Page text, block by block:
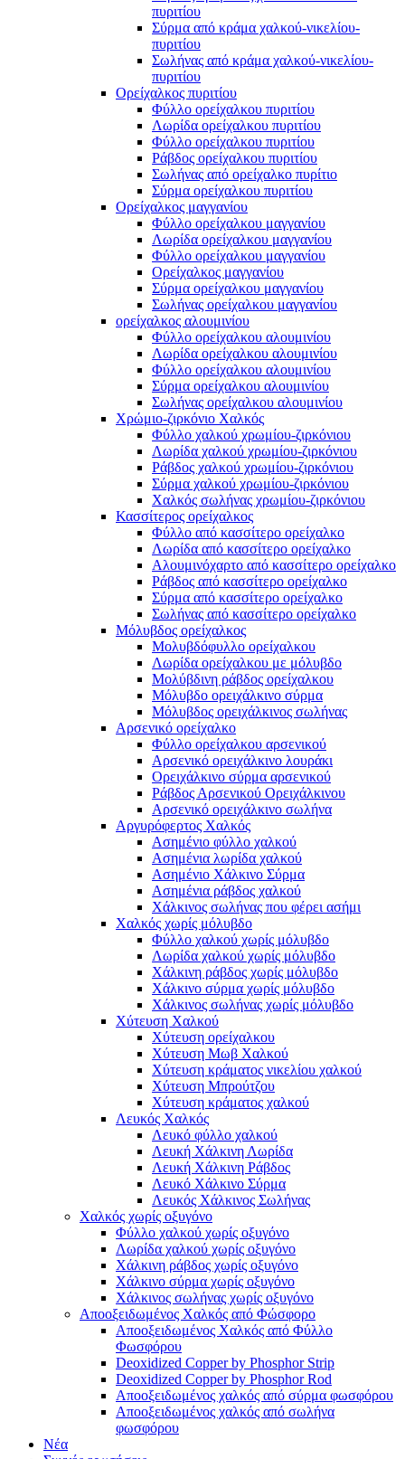
πυριτίου
Σύρμα από κράμα χαλκού-νικελίου-
πυριτίου
Σωλήνας από κράμα χαλκού-νικελίου-
πυριτίου
Ορείχαλκος πυριτίου
Φύλλο ορείχαλκου πυριτίου
Λωρίδα ορείχαλκου πυριτίου
Φύλλο ορείχαλκου πυριτίου
Ράβδος ορείχαλκου πυριτίου
Σωλήνας από ορείχαλκο πυρίτιο
Σύρμα ορείχαλκου πυριτίου
Ορείχαλκος μαγγανίου
Φύλλο ορείχαλκου μαγγανίου
Λωρίδα ορείχαλκου μαγγανίου
Φύλλο ορείχαλκου μαγγανίου
Ορείχαλκος μαγγανίου
Σύρμα ορείχαλκου μαγγανίου
Σωλήνας ορείχαλκου μαγγανίου
ορείχαλκος αλουμινίου
Φύλλο ορείχαλκου αλουμινίου
Λωρίδα ορείχαλκου αλουμινίου
Φύλλο ορείχαλκου αλουμινίου
Σύρμα ορείχαλκου αλουμινίου
Σωλήνας ορείχαλκου αλουμινίου
Χρώμιο-ζιρκόνιο Χαλκός
Φύλλο χαλκού χρωμίου-ζιρκόνιου
Λωρίδα χαλκού χρωμίου-ζιρκόνιου
Ράβδος χαλκού χρωμίου-ζιρκόνιου
Σύρμα χαλκού χρωμίου-ζιρκόνιου
Χαλκός σωλήνας χρωμίου-ζιρκόνιου
Κασσίτερος ορείχαλκος
Φύλλο από κασσίτερο ορείχαλκο
Λωρίδα από κασσίτερο ορείχαλκο
Αλουμινόχαρτο από κασσίτερο ορείχαλκο
Ράβδος από κασσίτερο ορείχαλκο
Σύρμα από κασσίτερο ορείχαλκο
Σωλήνας από κασσίτερο ορείχαλκο
Μόλυβδος ορείχαλκος
Μολυβδόφυλλο ορείχαλκου
Λωρίδα ορείχαλκου με μόλυβδο
Μολύβδινη ράβδος ορείχαλκου
Μόλυβδο ορειχάλκινο σύρμα
Μόλυβδος ορειχάλκινος σωλήνας
Αρσενικό ορείχαλκο
Φύλλο ορείχαλκου αρσενικού
Αρσενικό ορειχάλκινο λουράκι
Ορειχάλκινο σύρμα αρσενικού
Ράβδος Αρσενικού Ορειχάλκινου
Αρσενικό ορειχάλκινο σωλήνα
Αργυρόφερτος Χαλκός
Ασημένιο φύλλο χαλκού
Ασημένια λωρίδα χαλκού
Ασημένιο Χάλκινο Σύρμα
Ασημένια ράβδος χαλκού
Χάλκινος σωλήνας που φέρει ασήμι
Χαλκός χωρίς μόλυβδο
Φύλλο χαλκού χωρίς μόλυβδο
Λωρίδα χαλκού χωρίς μόλυβδο
Χάλκινη ράβδος χωρίς μόλυβδο
Χάλκινο σύρμα χωρίς μόλυβδο
Χάλκινος σωλήνας χωρίς μόλυβδο
Χύτευση Χαλκού
Χύτευση ορείχαλκου
Χύτευση Μωβ Χαλκού
Χύτευση κράματος νικελίου χαλκού
Χύτευση Μπρούτζου
Χύτευση κράματος χαλκού
Λευκός Χαλκός
Λευκό φύλλο χαλκού
Λευκή Χάλκινη Λωρίδα
Λευκή Χάλκινη Ράβδος
Λευκό Χάλκινο Σύρμα
Λευκός Χάλκινος Σωλήνας
Χαλκός χωρίς οξυγόνο
Φύλλο χαλκού χωρίς οξυγόνο
Λωρίδα χαλκού χωρίς οξυγόνο
Χάλκινη ράβδος χωρίς οξυγόνο
Χάλκινο σύρμα χωρίς οξυγόνο
Χάλκινος σωλήνας χωρίς οξυγόνο
Αποοξειδωμένος Χαλκός από Φώσφορο
Αποοξειδωμένος Χαλκός από Φύλλο
Φωσφόρου
Deoxidized Copper by Phosphor Strip
Deoxidized Copper by Phosphor Rod
Αποοξειδωμένος χαλκός από σύρμα φωσφόρου
Αποοξειδωμένος χαλκός από σωλήνα
φωσφόρου
Νέα